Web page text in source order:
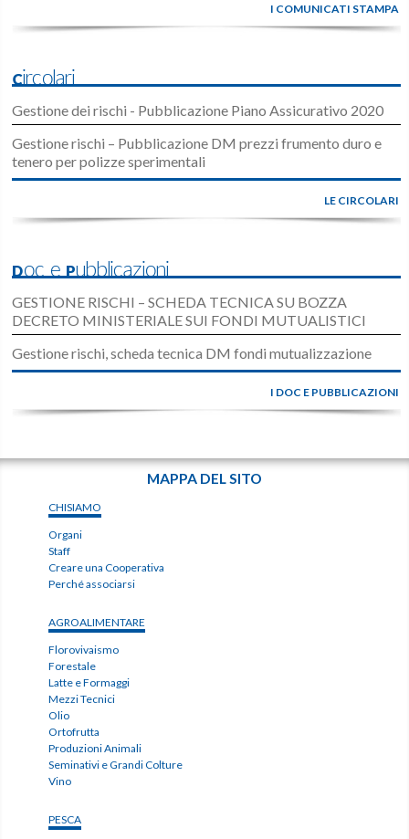
I COMUNICATI STAMPA
Circolari
Gestione dei rischi - Pubblicazione Piano Assicurativo 2020
Gestione rischi – Pubblicazione DM prezzi frumento duro e
tenero per polizze sperimentali
LE CIRCOLARI
Doc e Pubblicazioni
GESTIONE RISCHI – SCHEDA TECNICA SU BOZZA
DECRETO MINISTERIALE SUI FONDI MUTUALISTICI
Gestione rischi, scheda tecnica DM fondi mutualizzazione
I DOC E PUBBLICAZIONI
MAPPA DEL SITO
CHISIAMO
Organi
Staff
Creare una Cooperativa
Perché associarsi
AGROALIMENTARE
Florovivaismo
Forestale
Latte e Formaggi
Mezzi Tecnici
Olio
Ortofrutta
Produzioni Animali
Seminativi e Grandi Colture
Vino
PESCA